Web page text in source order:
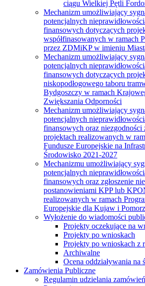
ciągu Wielkiej Pętli
Mechanizm umożliwiający
potencjalnych
finansowych dotyczących
współfinasowanych w ramach
przez ZDMiKP w imieniu
Mechanizm umożliwiający
potencjalnych
finansowych dotyczących
niskopodłogowego taboru
Bydgoszczy w ramach
Zwiększania Odporności
Mechanizm umożliwiający
potencjalnych
finansowych oraz
projektach realizowanych w
Fundusze Europejskie na
Środowisko 2021-2027
Mechanizmu umożliwiający
potencjalnych
finansowych oraz zgłoszenie
postanowieniami KPP lub
realizowanych w ramach
Europejskie dla Kujaw i
Wyłożenie do wiadomości
Projekty oczekujące na
Projekty po wnioskach
Projekty po wnioskach z
Archiwalne
Ocena oddziaływania na
Zamówienia Publiczne
Regulamin udzielania